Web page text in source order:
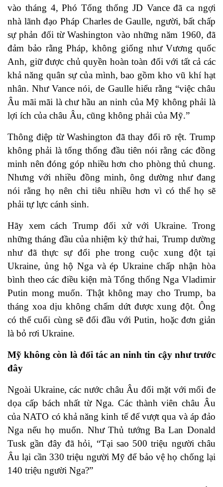
vào tháng 4, Phó Tổng thống JD Vance đã ca ngợi
nhà lãnh đạo Pháp Charles de Gaulle, người, bất chấp
sự phản đối từ Washington vào những năm 1960, đã
đảm bảo rằng Pháp, không giống như Vương quốc
Anh, giữ được chủ quyền hoàn toàn đối với tất cả các
khả năng quân sự của mình, bao gồm kho vũ khí hạt
nhân. Như Vance nói, de Gaulle hiểu rằng “việc châu
Âu mãi mãi là chư hầu an ninh của Mỹ không phải là
lợi ích của châu Âu, cũng không phải của Mỹ.”
Thông điệp từ Washington đã thay đổi rõ rệt. Trump
không phải là tổng thống đầu tiên nói rằng các đồng
minh nên đóng góp nhiều hơn cho phòng thủ chung.
Nhưng với nhiều đồng minh, ông dường như đang
nói rằng họ nên chi tiêu nhiều hơn vì có thể họ sẽ
phải tự lực cánh sinh.
Hãy xem cách Trump đối xử với Ukraine. Trong
những tháng đầu của nhiệm kỳ thứ hai, Trump dường
như đã thực sự đổi phe trong cuộc xung đột tại
Ukraine, ủng hộ Nga và ép Ukraine chấp nhận hòa
bình theo các điều kiện mà Tổng thống Nga Vladimir
Putin mong muốn. Thật không may cho Trump, ba
tháng xoa dịu không chấm dứt được xung đột. Ông
có thể cuối cùng sẽ đối đầu với Putin, hoặc đơn giản
là bỏ rơi Ukraine.
Mỹ không còn là đối tác an ninh tin cậy như trước
đây
Ngoài Ukraine, các nước châu Âu đối mặt với mối đe
dọa cấp bách nhất từ Nga. Các thành viên châu Âu
của NATO có khả năng kinh tế để vượt qua và áp đảo
Nga nếu họ muốn. Như Thủ tướng Ba Lan Donald
Tusk gần đây đã hỏi, “Tại sao 500 triệu người châu
Âu lại cần 330 triệu người Mỹ để bảo vệ họ chống lại
140 triệu người Nga?”